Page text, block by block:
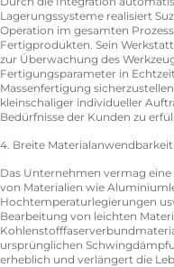
Lagerungssysteme realisiert
Operation im gesamten
Fertigprodukten. Sein
zur Überwachung des
Fertigungsparameter in
Massenfertigung
kleinschaliger individueller
Bedürfnisse der Kunden zu
4. Breite
Das Unternehmen vermag
von Materialien wie
Hochtemperaturlegierungen
Bearbeitung von leichten
ursprünglichen
erheblich und verlängert die